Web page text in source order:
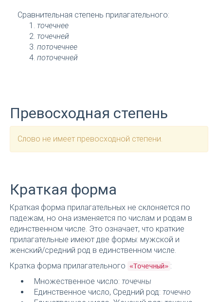
Сравнительная степень прилагательного:
точечнее
точечней
поточечнее
поточечней
Превосходная степень
Слово не имеет превосходной степени.
Краткая форма
Краткая форма прилагательных не склоняется по
падежам, но она изменяется по числам и родам в
единственном числе. Это означает, что краткие
прилагательные имеют две формы: мужской и
женский/средний род в единственном числе.
Кратка форма прилагательного
«Точечный» :
Множественное число: точечны
Единственное число, Средний род: точечно